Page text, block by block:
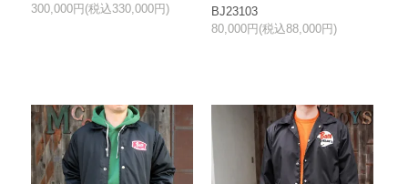
300,000円(税込330,000円)
BJ23103
80,000円(税込88,000円)